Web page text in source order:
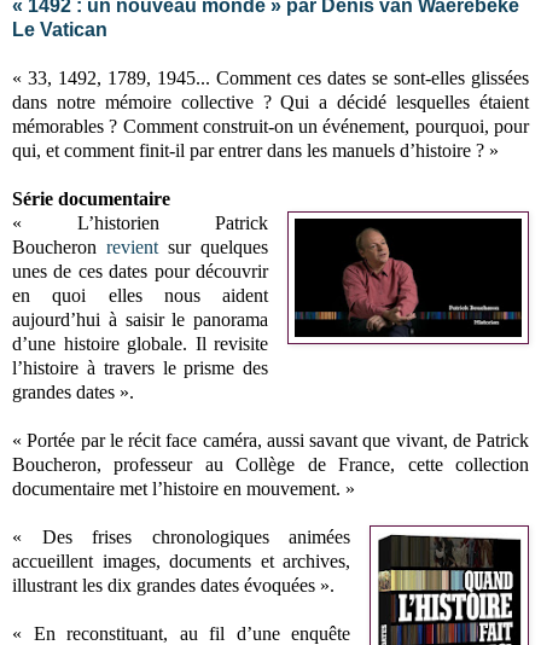
« 1492 : un nouveau monde » par Denis van Waerebeke
Le Vatican
« 33, 1492, 1789, 1945... Comment ces dates se sont-elles glissées
dans notre mémoire collective ? Qui a décidé lesquelles étaient
mémorables ? Comment construit-on un événement, pourquoi, pour
qui, et comment finit-il par entrer dans les manuels d’histoire ? »
Série documentaire
« L’historien Patrick
Boucheronrevient sur quelques
unes de ces dates pour découvrir
en quoi elles nous aident
aujourd’hui à saisir le panorama
d’une histoire globale. Il revisite
l’histoire à travers le prisme des
grandes dates ».
« Portée par le récit face caméra, aussi savant que vivant, de Patrick
Boucheron, professeur au Collège de France, cette collection
documentaire met l’histoire en mouvement. »
« Des frises chronologiques animées
accueillent images, documents et archives,
illustrant les dix grandes dates évoquées ».
« En reconstituant, au fil d’une enquête